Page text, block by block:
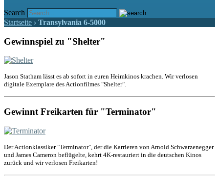
Search
Startseite › Transylvania 6-5000
Gewinnspiel zu "Shelter"
Jason Statham lässt es ab sofort in euren Heimkinos krachen. Wir verlosen
digitale Exemplare des Actionfilmes "Shelter".
Gewinnt Freikarten für "Terminator"
Der Actionklassiker "Terminator", der die Karrieren von Arnold Schwarzenegger
und James Cameron beflügelte, kehrt 4K-restauriert in die deutschen Kinos
zurück und wir verlosen Freikarten!